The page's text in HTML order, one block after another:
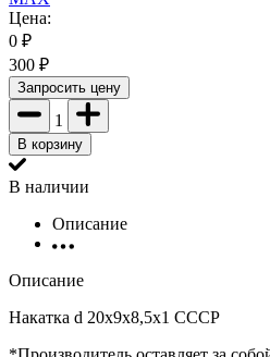
Цена:
0 ₽
300 ₽
Запросить цену
1
В корзину
В наличии
Описание
Описание
Накатка d 20х9х8,5х1 СССР